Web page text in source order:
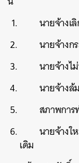
นายจ้างเ
นายจ้างก
นายจ้าง
นายจ้างล้
สภาพกา
นายจ้างใ
เดิม